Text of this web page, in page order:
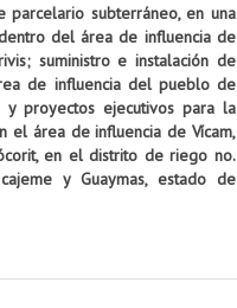
parcelario subterráneo, en una
del área de influencia de
suministro e instalación de
de influencia del pueblo de
proyectos ejecutivos para la
el área de influencia de Vícam,
en el distrito de riego no.
y Guaymas, estado de